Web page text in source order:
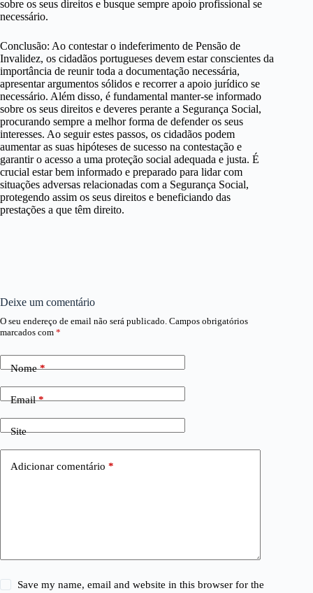
sobre os seus direitos e busque sempre apoio profissional se
necessário.
Conclusão: Ao contestar o indeferimento de Pensão de
Invalidez, os cidadãos portugueses devem estar conscientes da
importância de reunir toda a documentação necessária,
apresentar argumentos sólidos e recorrer a apoio jurídico se
necessário. Além disso, é fundamental manter-se informado
sobre os seus direitos e deveres perante a Segurança Social,
procurando sempre a melhor forma de defender os seus
interesses. Ao seguir estes passos, os cidadãos podem
aumentar as suas hipóteses de sucesso na contestação e
garantir o acesso a uma proteção social adequada e justa. É
crucial estar bem informado e preparado para lidar com
situações adversas relacionadas com a Segurança Social,
protegendo assim os seus direitos e beneficiando das
prestações a que têm direito.
Deixe um comentário
O seu endereço de email não será publicado. Campos obrigatórios
marcados com *
Nome*
Email*
Site
Adicionar comentário *
Save my name, email and website in this browser for the